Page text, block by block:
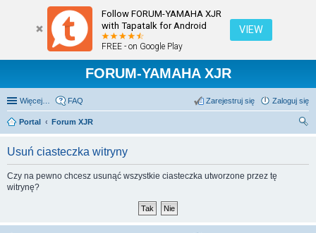
Follow FORUM-YAMAHA XJR
with Tapatalk for Android
FREE - on Google Play
VIEW
FORUM-YAMAHA XJR
Więcej… FAQ Zaloguj się
Zarejestruj się
Portal
Forum XJR
Usuń ciasteczka witryny
Czy na pewno chcesz usunąć wszystkie ciasteczka utworzone przez tę
witrynę?